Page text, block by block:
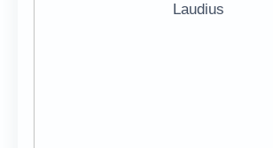
Laudius